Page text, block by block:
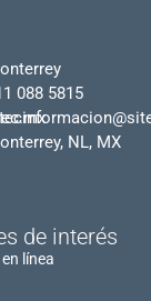
088 5815
NL, MX
de interés
línea